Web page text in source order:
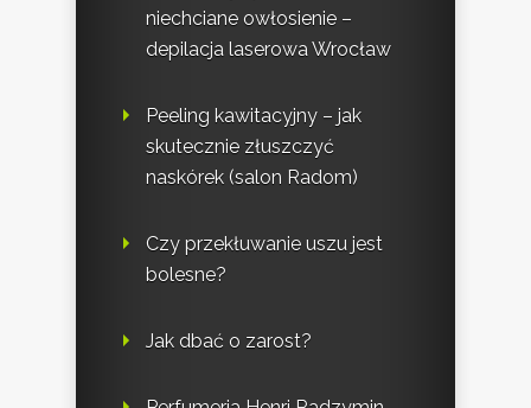
niechciane owłosienie –
depilacja laserowa Wrocław
Peeling kawitacyjny – jak
skutecznie złuszczyć
naskórek (salon Radom)
Czy przekłuwanie uszu jest
bolesne?
Jak dbać o zarost?